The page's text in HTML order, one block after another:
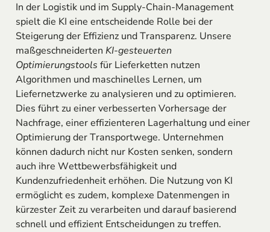
In der Logistik und im Supply-Chain-Management
spielt die KI eine entscheidende Rolle bei der
Steigerung der Effizienz und Transparenz. Unsere
maßgeschneiderten KI-gesteuerten
Optimierungstools für Lieferketten nutzen
Algorithmen und maschinelles Lernen, um
Liefernetzwerke zu analysieren und zu optimieren.
Dies führt zu einer verbesserten Vorhersage der
Nachfrage, einer effizienteren Lagerhaltung und einer
Optimierung der Transportwege. Unternehmen
können dadurch nicht nur Kosten senken, sondern
auch ihre Wettbewerbsfähigkeit und
Kundenzufriedenheit erhöhen. Die Nutzung von KI
ermöglicht es zudem, komplexe Datenmengen in
kürzester Zeit zu verarbeiten und darauf basierend
schnell und effizient Entscheidungen zu treffen.